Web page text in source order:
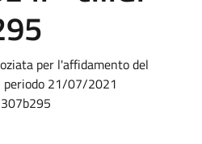
per l'affidamento del
periodo 21/07/2021